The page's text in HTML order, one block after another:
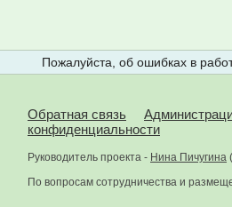
Пожалуйста, об ошибках в
Обратная связь
конфиденциальности
Руководитель проекта - Нина Пичугина (
По вопросам сотрудничества и